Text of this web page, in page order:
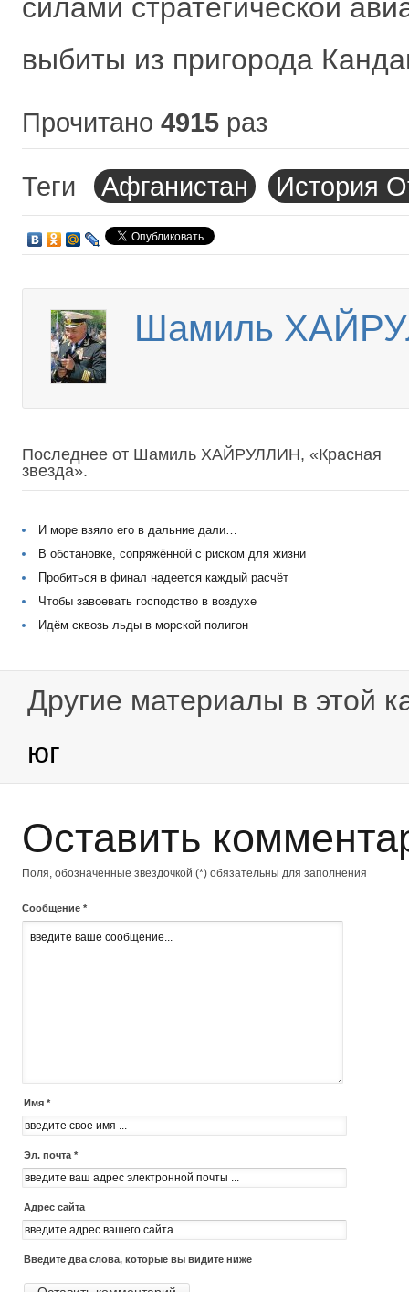
силами стратегической
выбиты из пригорода
Прочитано 4915 раз
Теги Афганистан История
Шамиль
Последнее от Шамиль ХАЙРУЛЛИН, «Красная
звезда».
И море взяло его в дальние дали…
В обстановке, сопряжённой с риском для жизни
Пробиться в финал надеется каждый расчёт
Чтобы завоевать господство в воздухе
Идём сквозь льды в морской полигон
Другие материалы в этой
юг
Оставить
Поля, обозначенные звездочкой (*) обязательны для заполнения
Сообщение *
Имя *
Эл. почта *
Адрес сайта
Введите два слова, которые вы видите ниже